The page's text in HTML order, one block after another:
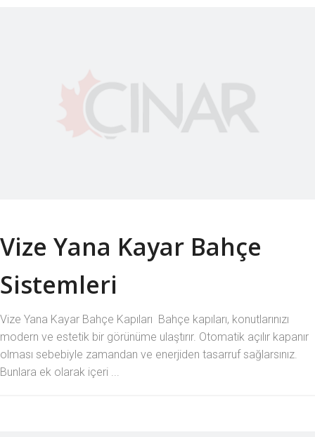
Vize Yana Kayar Bahçe
Sistemleri
Vize Yana Kayar Bahçe Kapıları Bahçe kapıları, konutlarınızı
modern ve estetik bir görünüme ulaştırır. Otomatik açılır kapanır
olması sebebiyle zamandan ve enerjiden tasarruf sağlarsınız.
Bunlara ek olarak içeri ...